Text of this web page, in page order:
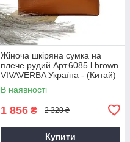
Жіноча шкіряна сумка на
плече рудий Арт.6085 l.brown
VIVAVERBA Україна - (Китай)
В наявності
1 856 ₴ 2 320 ₴
Купити